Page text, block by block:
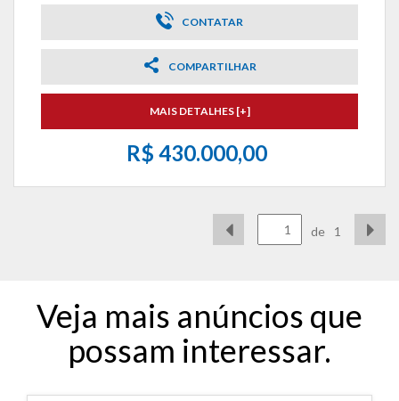
CONTATAR
COMPARTILHAR
MAIS DETALHES [+]
R$ 430.000,00
de 1
Veja mais anúncios que
possam interessar.